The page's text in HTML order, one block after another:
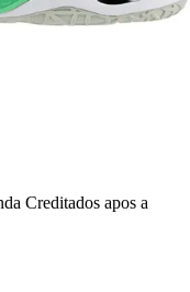
Creditados apos a